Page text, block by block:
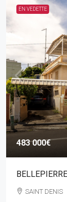
EN VEDETTE
483 000€
SAINT DENIS